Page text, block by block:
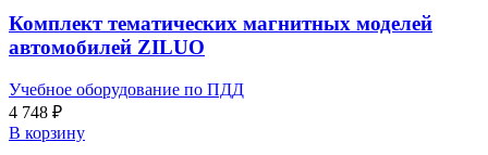
Комплект тематических магнитных моделей
автомобилей ZILUO
Учебное оборудование по ПДД
4 748 ₽
В корзину